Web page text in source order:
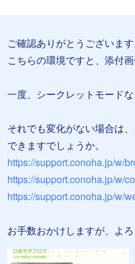
ご確認ありがとうございます
こちらの環境ですと、添付
一度、シークレットモード
それでも変化がない場合は
できますでしょうか。
https://support.conoha.jp/w/
https://support.conoha.jp/w/
https://support.conoha.jp/w/
お手数おかけしますが、よ